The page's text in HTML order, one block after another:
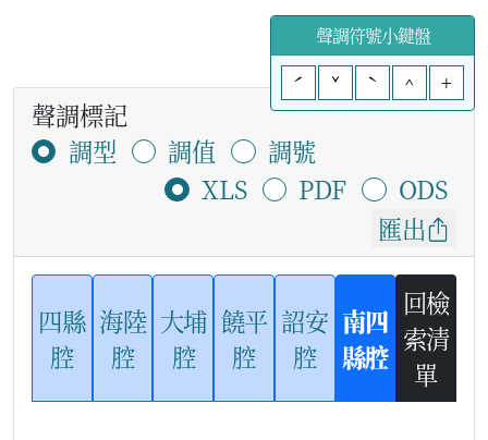
聲調符號小鍵盤
ˊ
ˇ ˋ ^ +
聲調標記
調型
調值
調號
XLS
PDF
ODS
匯出
四縣
腔
海陸
腔
大埔
腔
饒平
腔
詔安
腔
南四
縣腔
回檢
索清
單